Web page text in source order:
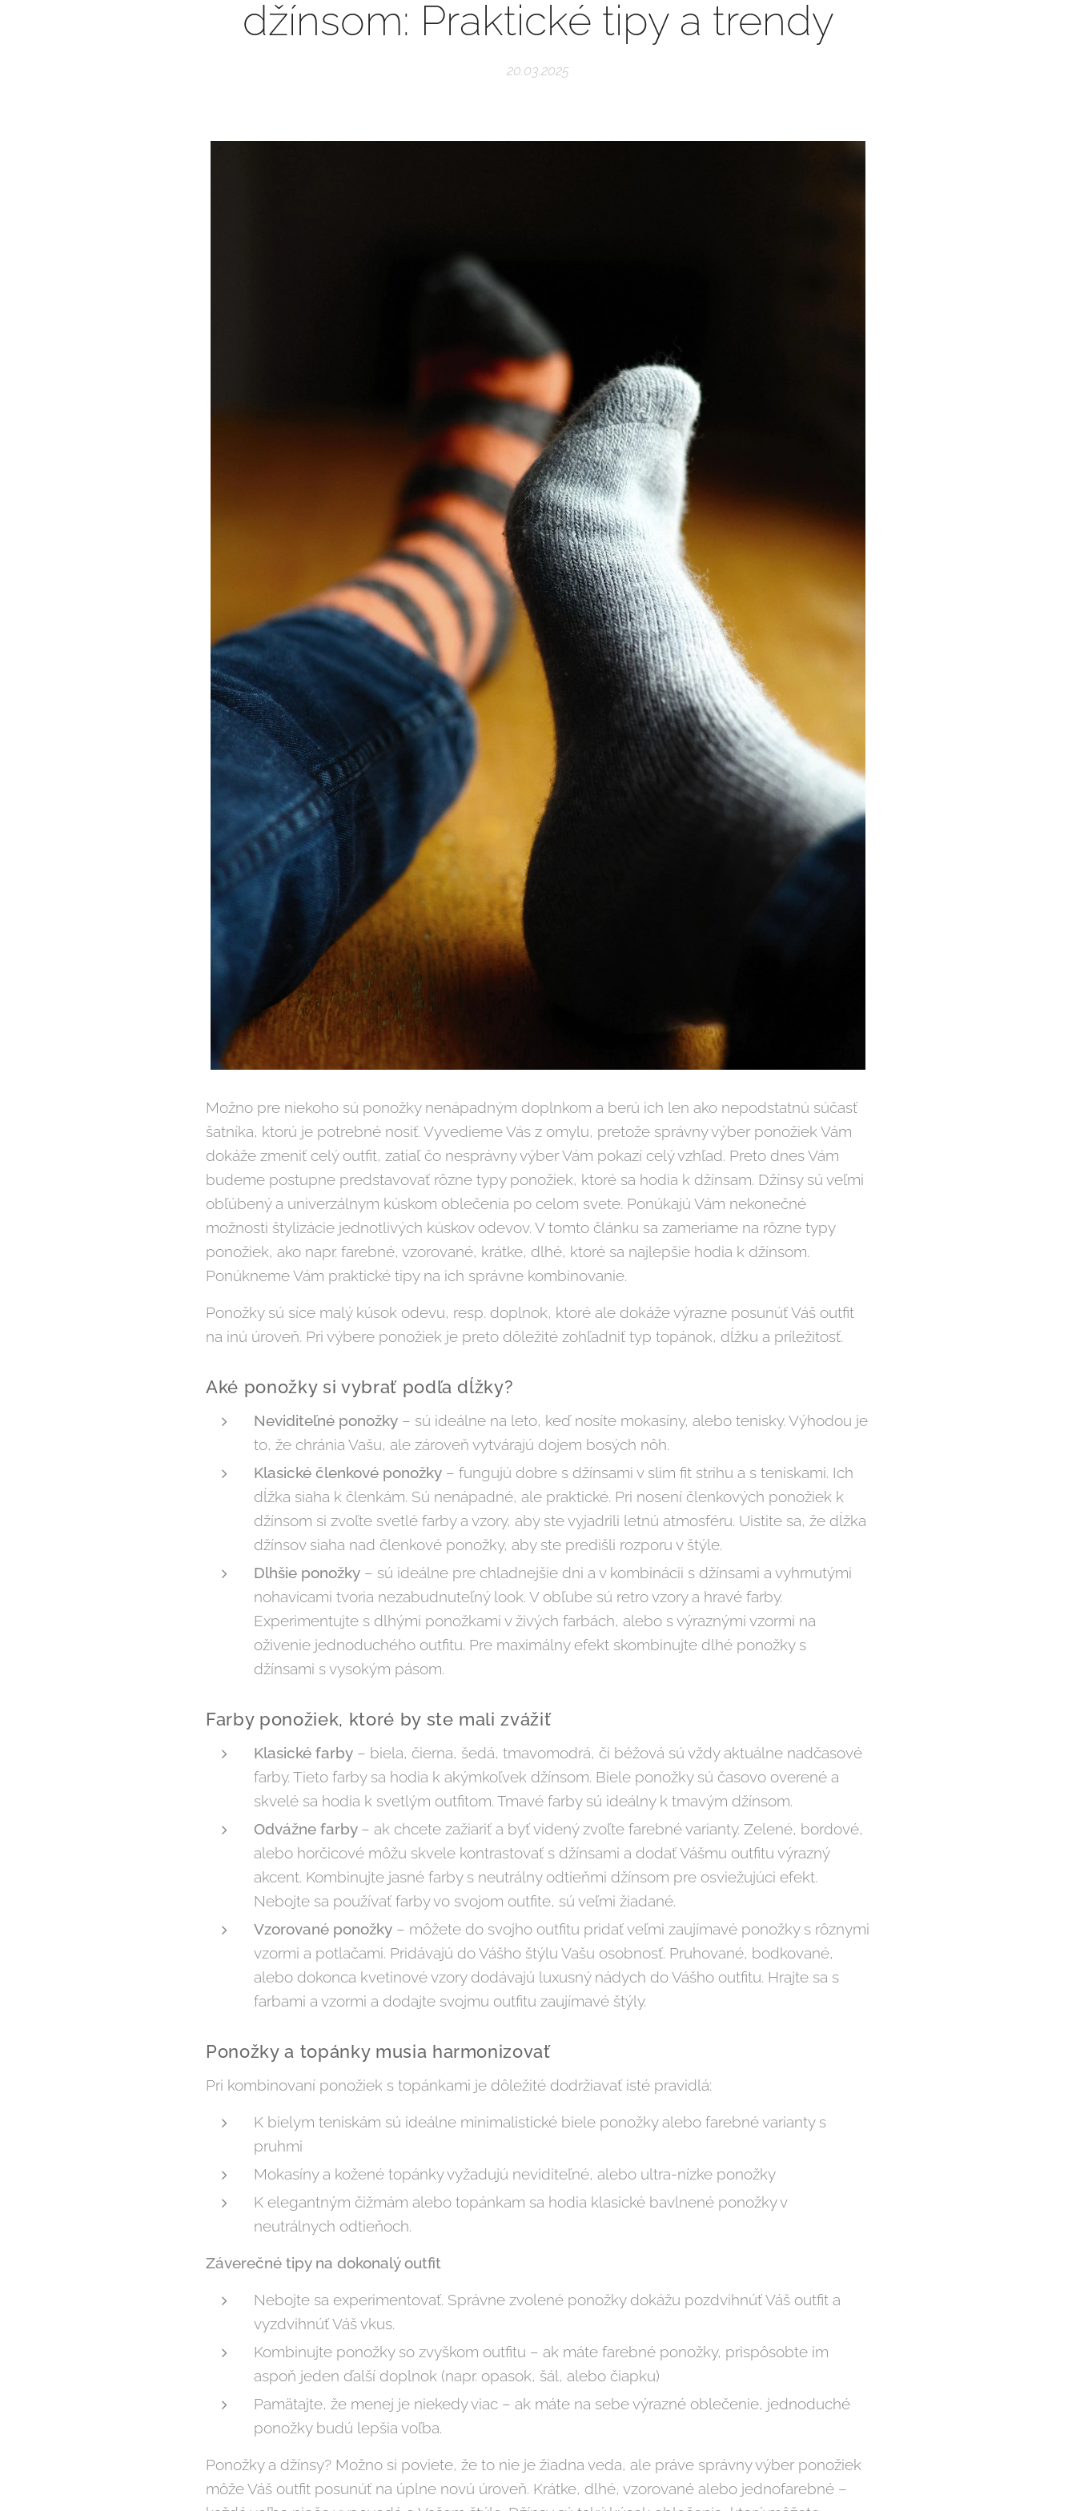
džínsom: Praktické tipy a trendy
20.03.2025
Možno pre niekoho sú ponožky nenápadným doplnkom a berú ich len ako nepodstatnú súčasť
šatníka, ktorú je potrebné nosiť. Vyvedieme Vás z omylu, pretože správny výber ponožiek Vám
dokáže zmeniť celý outfit, zatiaľ čo nesprávny výber Vám pokazí celý vzhľad. Preto dnes Vám
budeme postupne predstavovať rôzne typy ponožiek, ktoré sa hodia k džínsam. Džínsy sú veľmi
obľúbený a univerzálnym kúskom oblečenia po celom svete. Ponúkajú Vám nekonečné
možnosti štylizácie jednotlivých kúskov odevov. V tomto článku sa zameriame na rôzne typy
ponožiek, ako napr. farebné, vzorované, krátke, dlhé, ktoré sa najlepšie hodia k džínsom.
Ponúkneme Vám praktické tipy na ich správne kombinovanie.
Ponožky sú síce malý kúsok odevu, resp. doplnok, ktoré ale dokáže výrazne posunúť Váš outfit
na inú úroveň. Pri výbere ponožiek je preto dôležité zohľadniť typ topánok, dĺžku a príležitosť.
Aké ponožky si vybrať podľa dĺžky?
Neviditeľné ponožky – sú ideálne na leto, keď nosíte mokasíny, alebo tenisky. Výhodou je
to, že chránia Vašu, ale zároveň vytvárajú dojem bosých nôh.
Klasické členkové ponožky – fungujú dobre s džínsami v slim fit strihu a s teniskami. Ich
dĺžka siaha k členkám. Sú nenápadné, ale praktické. Pri nosení členkových ponožiek k
džínsom si zvoľte svetlé farby a vzory, aby ste vyjadrili letnú atmosféru. Uistite sa, že dĺžka
džínsov siaha nad členkové ponožky, aby ste predišli rozporu v štýle.
Dlhšie ponožky – sú ideálne pre chladnejšie dni a v kombinácii s džínsami a vyhrnutými
nohavicami tvoria nezabudnuteľný look. V obľube sú retro vzory a hravé farby.
Experimentujte s dlhými ponožkami v živých farbách, alebo s výraznými vzormi na
oživenie jednoduchého outfitu. Pre maximálny efekt skombinujte dlhé ponožky s
džínsami s vysokým pásom.
Farby ponožiek, ktoré by ste mali zvážiť
Klasické farby – biela, čierna, šedá, tmavomodrá, či béžová sú vždy aktuálne nadčasové
farby. Tieto farby sa hodia k akýmkoľvek džínsom. Biele ponožky sú časovo overené a
skvelé sa hodia k svetlým outfitom. Tmavé farby sú ideálny k tmavým džínsom.
Odvážne farby – ak chcete zažiariť a byť videný zvoľte farebné varianty. Zelené, bordové,
alebo horčicové môžu skvele kontrastovať s džínsami a dodať Vášmu outfitu výrazný
akcent. Kombinujte jasné farby s neutrálny odtieňmi džínsom pre osviežujúci efekt.
Nebojte sa používať farby vo svojom outfite, sú veľmi žiadané.
Vzorované ponožky – môžete do svojho outfitu pridať veľmi zaujímavé ponožky s rôznymi
vzormi a potlačami. Pridávajú do Vášho štýlu Vašu osobnosť. Pruhované, bodkované,
alebo dokonca kvetinové vzory dodávajú luxusný nádych do Vášho outfitu. Hrajte sa s
farbami a vzormi a dodajte svojmu outfitu zaujímavé štýly.
Ponožky a topánky musia harmonizovať
Pri kombinovaní ponožiek s topánkami je dôležité dodržiavať isté pravidlá:
K bielym teniskám sú ideálne minimalistické biele ponožky alebo farebné varianty s
pruhmi
Mokasíny a kožené topánky vyžadujú neviditeľné, alebo ultra-nízke ponožky
K elegantným čižmám alebo topánkam sa hodia klasické bavlnené ponožky v
neutrálnych odtieňoch.
Záverečné tipy na dokonalý outfit
Nebojte sa experimentovať. Správne zvolené ponožky dokážu pozdvihnúť Váš outfit a
vyzdvihnúť Váš vkus.
Kombinujte ponožky so zvyškom outfitu – ak máte farebné ponožky, prispôsobte im
aspoň jeden ďalší doplnok (napr. opasok, šál, alebo čiapku)
Pamätajte, že menej je niekedy viac – ak máte na sebe výrazné oblečenie, jednoduché
ponožky budú lepšia voľba.
Ponožky a džínsy? Možno si poviete, že to nie je žiadna veda, ale práve správny výber ponožiek
môže Váš outfit posunúť na úplne novú úroveň. Krátke, dlhé, vzorované alebo jednofarebné –